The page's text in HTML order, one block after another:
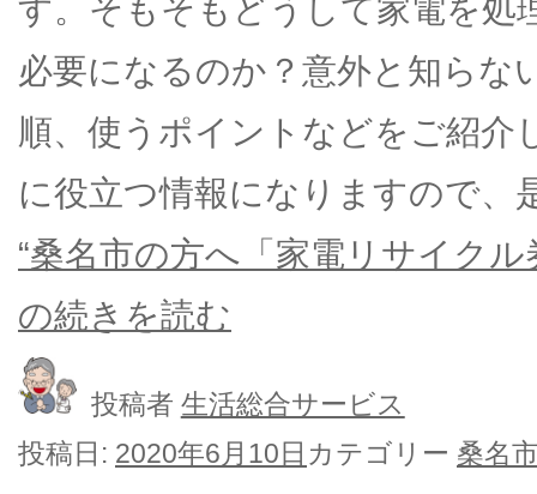
す。そもそもどうして家電を処
必要になるのか？意外と知らな
順、使うポイントなどをご紹介
に役立つ情報になりますので、
“桑名市の方へ「家電リサイク
の続きを読む
投稿者 生活総合サービス
投稿日: 2020年6月10日 カテゴリー 桑名